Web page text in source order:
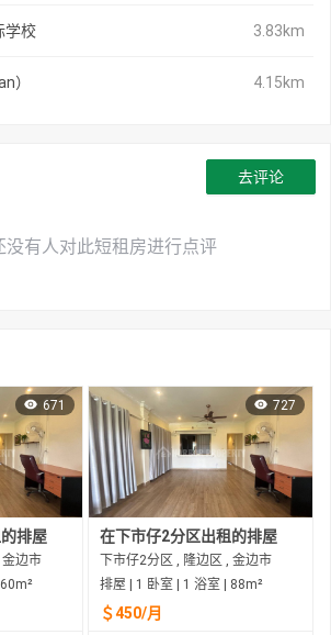
学校 3.83km
） 4.15km
没有人对此短租房进行点评
去评论
671
排屋
边市
727
在下市仔2分区出租的排屋
下市仔2分区 , 隆边区 , 金边市
排屋 | 1 卧室 | 1 浴室 | 88m²
＄450/月